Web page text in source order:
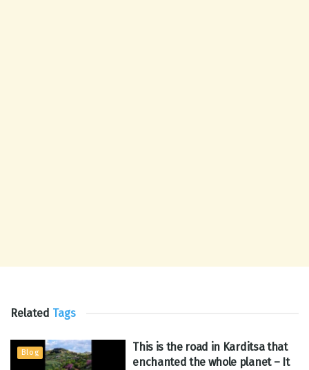
Related Tags
Blog
This is the road in Karditsa that
enchanted the whole planet – It